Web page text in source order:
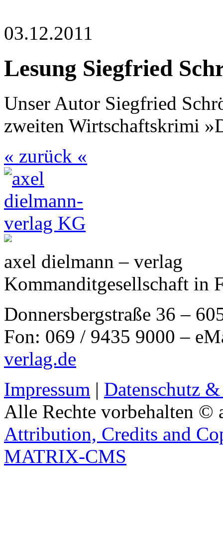
03.12.2011
Lesung Siegfried
Unser Autor Siegfried
zweiten Wirtschaftskrimi
« zurück «
axel dielmann – verlag
Kommanditgesellschaft in
Donnersbergstraße 36 –
Fon: 069 / 9435 9000 –
verlag.de
Impressum | Datenschutz
Alle Rechte vorbehalten ©
Attribution, Credits and
MATRIX-CMS